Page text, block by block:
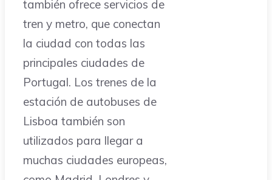
también ofrece servicios de
tren y metro, que conectan
la ciudad con todas las
principales ciudades de
Portugal. Los trenes de la
estación de autobuses de
Lisboa también son
utilizados para llegar a
muchas ciudades europeas,